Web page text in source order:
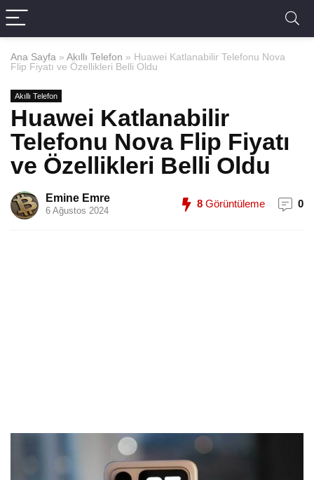
Ana Sayfa » Akıllı Telefon » Huawei Katlanabilir Telefonu Nova
Flip Fiyatı ve Özellikleri Belli Oldu
Akıllı Telefon
Huawei Katlanabilir
Telefonu Nova Flip Fiyatı
ve Özellikleri Belli Oldu
Emine Emre
6 Ağustos 2024
8 Görüntüleme 0